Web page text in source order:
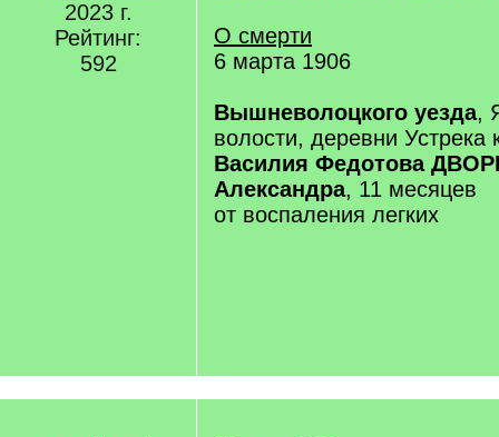
2023 г.
Рейтинг:
592
О смерти
6 марта 1906
Вышневолоцкого уезда,
волости, деревни Устрека
Василия Федотова
Александра, 11 месяцев
от воспаления легких